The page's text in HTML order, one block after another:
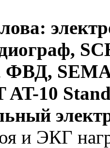
ФВД,
10
и ЭКГ